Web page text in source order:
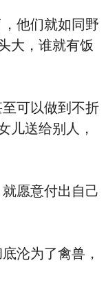
他们就如同野
大，谁就有饭
可以做到不折
儿送给别人，
愿意付出自己
沦为了禽兽，